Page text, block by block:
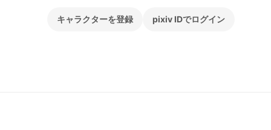
キャラクターを登録 pixiv IDでログイン